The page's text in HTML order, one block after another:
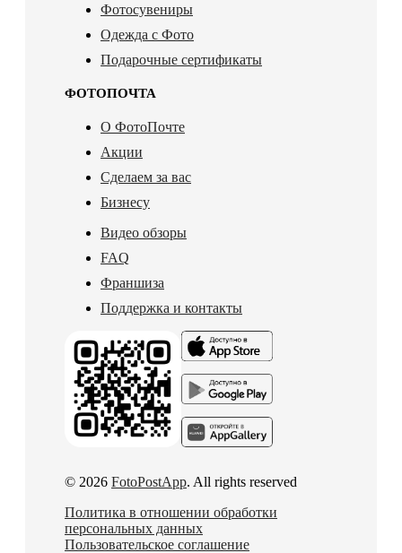
Фотосувениры
Одежда с Фото
Подарочные сертификаты
ФОТОПОЧТА
О ФотоПочте
Акции
Сделаем за вас
Бизнесу
Видео обзоры
FAQ
Франшиза
Поддержка и контакты
© 2026 FotoPostApp. All rights reserved
Политика в отношении обработки
персональных данных
Пользовательское соглашение